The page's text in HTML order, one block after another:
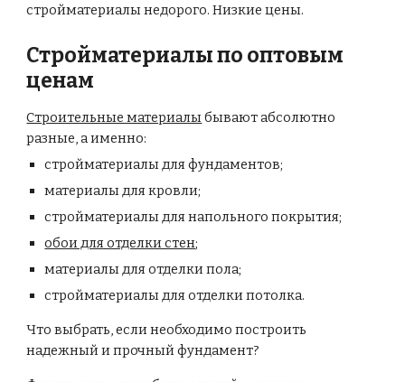
стройматериалы недорого. Низкие цены.
Стройматериалы по оптовым
ценам
Строительные материалыбывают абсолютно
разные, а именно:
стройматериалы для фундаментов;
материалы для кровли;
стройматериалы для напольного покрытия;
обои для отделки стен;
материалы для отделки пола;
стройматериалы для отделки потолка.
Что выбрать, если необходимо построить
надежный и прочный фундамент?